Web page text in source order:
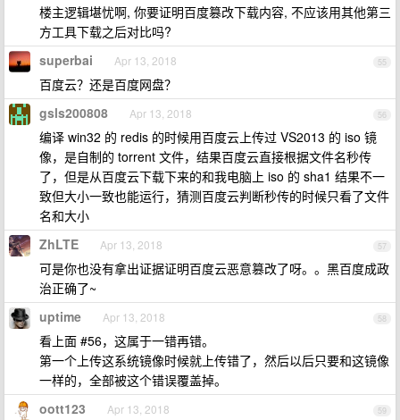
楼主逻辑堪忧啊, 你要证明百度篡改下载内容, 不应该用其他第三
方工具下载之后对比吗?
55
superbai Apr 13, 2018
百度云？还是百度网盘？
56
gsls200808 Apr 13, 2018
编译 win32 的 redis 的时候用百度云上传过 VS2013 的 iso 镜
像，是自制的 torrent 文件，结果百度云直接根据文件名秒传
了，但是从百度云下载下来的和我电脑上 iso 的 sha1 结果不一
致但大小一致也能运行，猜测百度云判断秒传的时候只看了文件
名和大小
57
ZhLTE Apr 13, 2018
可是你也没有拿出证据证明百度云恶意篡改了呀。。黑百度成政
治正确了~
58
uptime Apr 13, 2018
看上面 #56，这属于一错再错。
第一个上传这系统镜像时候就上传错了，然后以后只要和这镜像
一样的，全部被这个错误覆盖掉。
59
oott123 Apr 13, 2018